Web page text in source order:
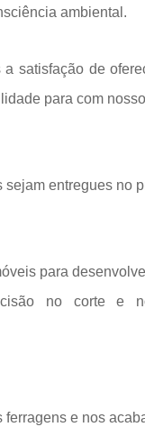
ambiental.
satisfação de
para com
entregues no
para
no corte e
e nos